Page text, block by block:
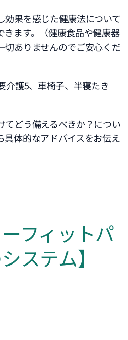
果を感じた健康法について
きます。（健康食品や健康器
切ありませんのでご安心くだ
介護5、車椅子、半寝たき
どう備えるべきか？につい
体的なアドバイスをお伝え
ーフィットパ
ステム】